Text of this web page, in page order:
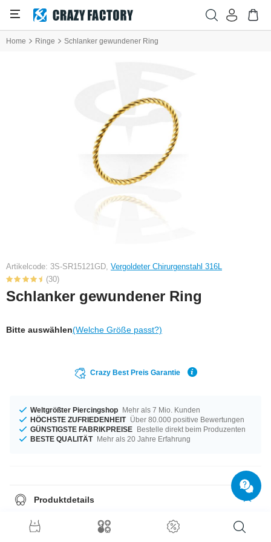
Home Ringe Schlanker gewundener Ring
Artikelcode: 3S-SR15121GD, Vergoldeter Chirurgenstahl 316L
(30)
Schlanker gewundener Ring
Bitte auswählen(Welche Größe passt?)
Crazy Best Preis Garantie
Weltgrößter Piercingshop Mehr als 7 Mio. Kunden
HÖCHSTE ZUFRIEDENHEIT Über 80.000 positive Bewertungen
GÜNSTIGSTE FABRIKPREISE Bestelle direkt beim Produzenten
BESTE QUALITÄT Mehr als 20 Jahre Erfahrung
Produktdetails
erstklassiges Produkt ganz nach deinem Geschmack.